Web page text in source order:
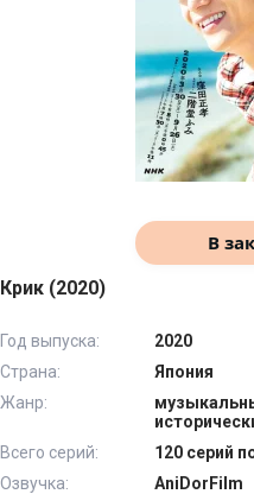
В
Крик (2020)
Год выпуска:
2020
Страна:
Япония
Жанр:
Всего серий:
120 серий
Озвучка:
AniDorFilm